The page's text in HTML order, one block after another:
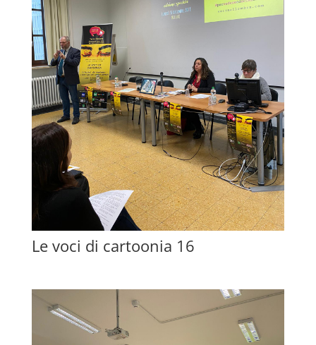
Le voci di cartoonia 16